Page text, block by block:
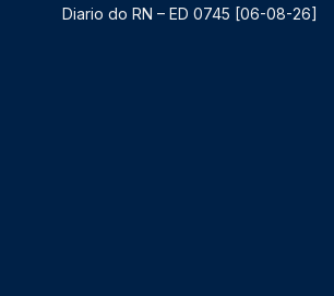
Diario do RN – ED 0745 [06-08-26]